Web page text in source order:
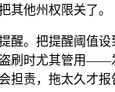
其他州权限关了。
醒。把提醒阈值
刷时尤其管用——
担责，拖太久才